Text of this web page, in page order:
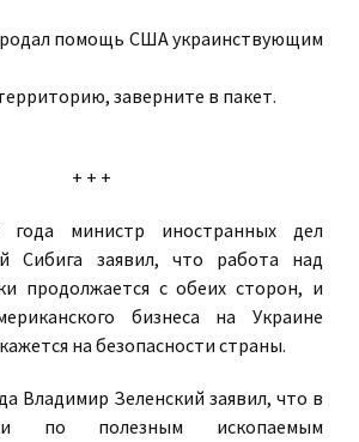
помощь США украинствующим
заверните в пакет.
+ + +
года министр иностранных дел
Сибига заявил, что работа над
продолжается с обеих сторон, и
бизнеса на Украине
на безопасности страны.
Владимир Зеленский заявил, что в
по полезным ископаемым